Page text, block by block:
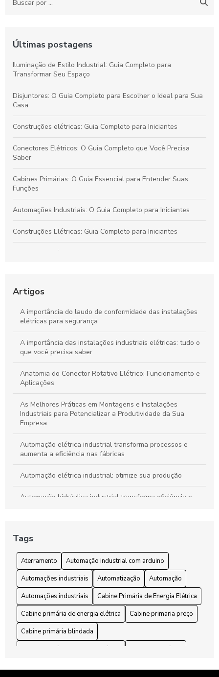
Últimas postagens
Iluminação de Estilo Industrial: Guia Completo para
Transformar Seu Espaço
Disjuntores: O Guia Completo para Escolher o Ideal para Sua
Casa
Construções elétricas: Guia Completo para Iniciantes
Conectores Elétricos: O Guia Completo que Você Precisa
Saber
Cabines Primárias: O Guia Essencial para Entender Suas
Funções
Automações Industriais: O Guia Completo para Iniciantes
Construções Elétricas: Guia Completo para Iniciantes
Conectores Elétricos: O Guia Completo para Escolher os
Artigos
A importância do laudo de conformidade das instalações
elétricas para segurança
A importância das instalações industriais elétricas: tudo o
que você precisa saber
Anatomia do Conector Rotativo Elétrico: Funcionamento e
Aplicações
As Melhores Práticas em Montagens e Instalações
Industriais para Potencializar a Produtividade da Sua
Empresa
Automação elétrica industrial transforma processos e
aumenta a eficiência nas fábricas
Automação elétrica industrial: otimize sua produção
Automação hidráulica industrial transforma eficiência e
com Tecnologia Inovadora
Automação industrial com Arduino: Transforme sua
produção com tecnologia acessível
Automação Pneumática Industrial Revoluciona Processos e
Aumenta a Eficiência na Indústria
Automações Industriais: Guia Completo para Transformar
sua Produção
Tags
Aterramento
Automação industrial com arduino
Automações industriais
Automatização
Automação
Automações industriais
Cabine Primária de Energia Elétrica
Cabine primária de energia elétrica
Cabine primaria preço
Cabine primária blindada
Cabine primária de energia elétrica
Cabines primárias